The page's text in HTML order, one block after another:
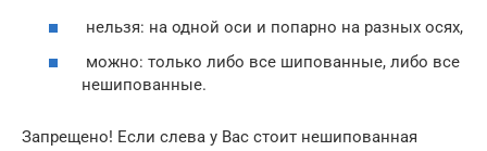
нельзя: на одной оси и попарно на разных осях,
можно: только либо все шипованные, либо все
нешипованные.
Запрещено! Если слева у Вас стоит нешипованная